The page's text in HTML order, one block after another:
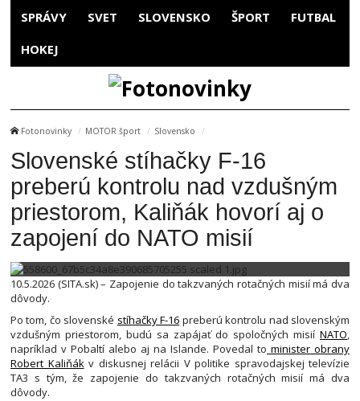
SPRÁVY SVET SLOVENSKO ŠPORT FUTBAL
HOKEJ
Fotonovinky MOTOR šport Slovensko
Slovenské stíhačky F-16
preberú kontrolu nad vzdušným
priestorom, Kaliňák hovorí aj o
zapojení do NATO misií
10.5.2026 (SITA.sk) – Zapojenie do takzvaných rotačných misií má dva
dôvody.
Po tom, čo slovenské stíhačky F-16 preberú kontrolu nad slovenským
vzdušným priestorom, budú sa zapájať do spoločných misií NATO,
napríklad v Pobaltí alebo aj na Islande. Povedal to minister obrany
Robert Kaliňákv diskusnej relácii V politike spravodajskej televízie
TA3 s tým, že zapojenie do takzvaných rotačných misií má dva
dôvody.